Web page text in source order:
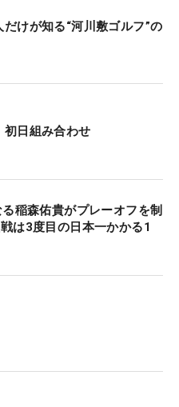
けが知る“河川敷ゴルフ”の
日組み合わせ
稲森佑貴がプレーオフを制
は3度目の日本一かかる1